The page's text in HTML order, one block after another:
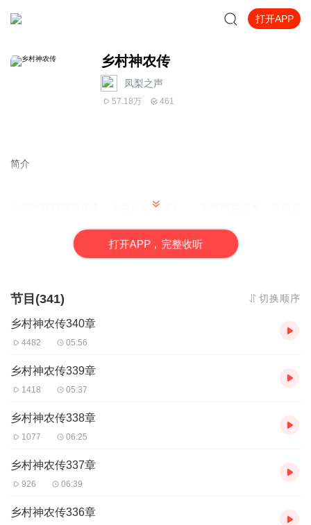
打开APP
乡村神农传
凤梨之声
57.18万 461
简介
小农民获得神农传承，人生从此彪悍！ 身怀绝世医术，专治各
俏艳女老师爱上他，双胞胎美女对他不依不挠，还有那大都市中的
傲娇总裁，绝美的校花…… …
打开APP，完整收听
节目(341) 切换顺序
乡村神农传340章
4482 05:56
乡村神农传339章
1418 05:37
乡村神农传338章
1077 06:25
乡村神农传337章
926 06:39
乡村神农传336章